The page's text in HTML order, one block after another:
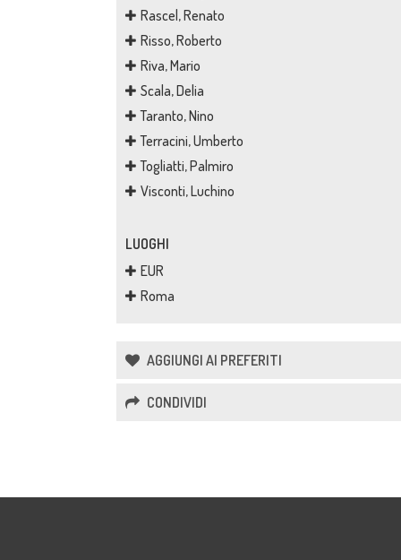
Rascel, Renato
Risso, Roberto
Riva, Mario
Scala, Delia
Taranto, Nino
Terracini, Umberto
Togliatti, Palmiro
Visconti, Luchino
LUOGHI
EUR
Roma
AGGIUNGI AI PREFERITI
CONDIVIDI